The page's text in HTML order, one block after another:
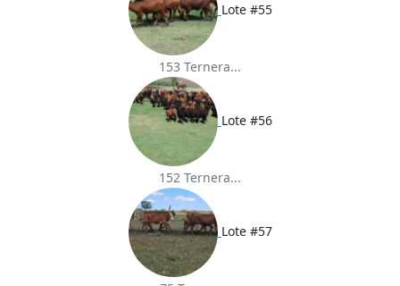
Lote #55
153 Ternera...
Lote #56
152 Ternera...
Lote #57